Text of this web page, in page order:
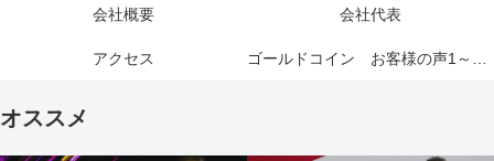
会社概要 会社代表
アクセス ゴールドコイン お客様の声1～6ページ
オススメ